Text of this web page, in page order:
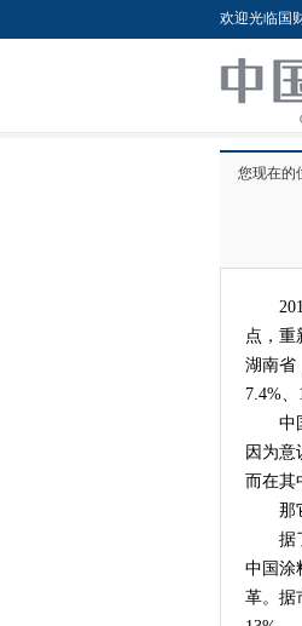
欢迎光临国
您现在的
2017
点，重
湖南省
7.4%、
中国
因为意
而在其
那它
据了
中国涂
革。据